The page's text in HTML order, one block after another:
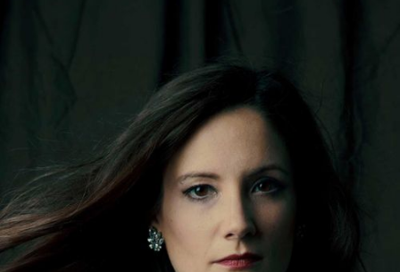
IHR ENGAGEMENT
MITGLIED WERDEN
PARTNER*IN